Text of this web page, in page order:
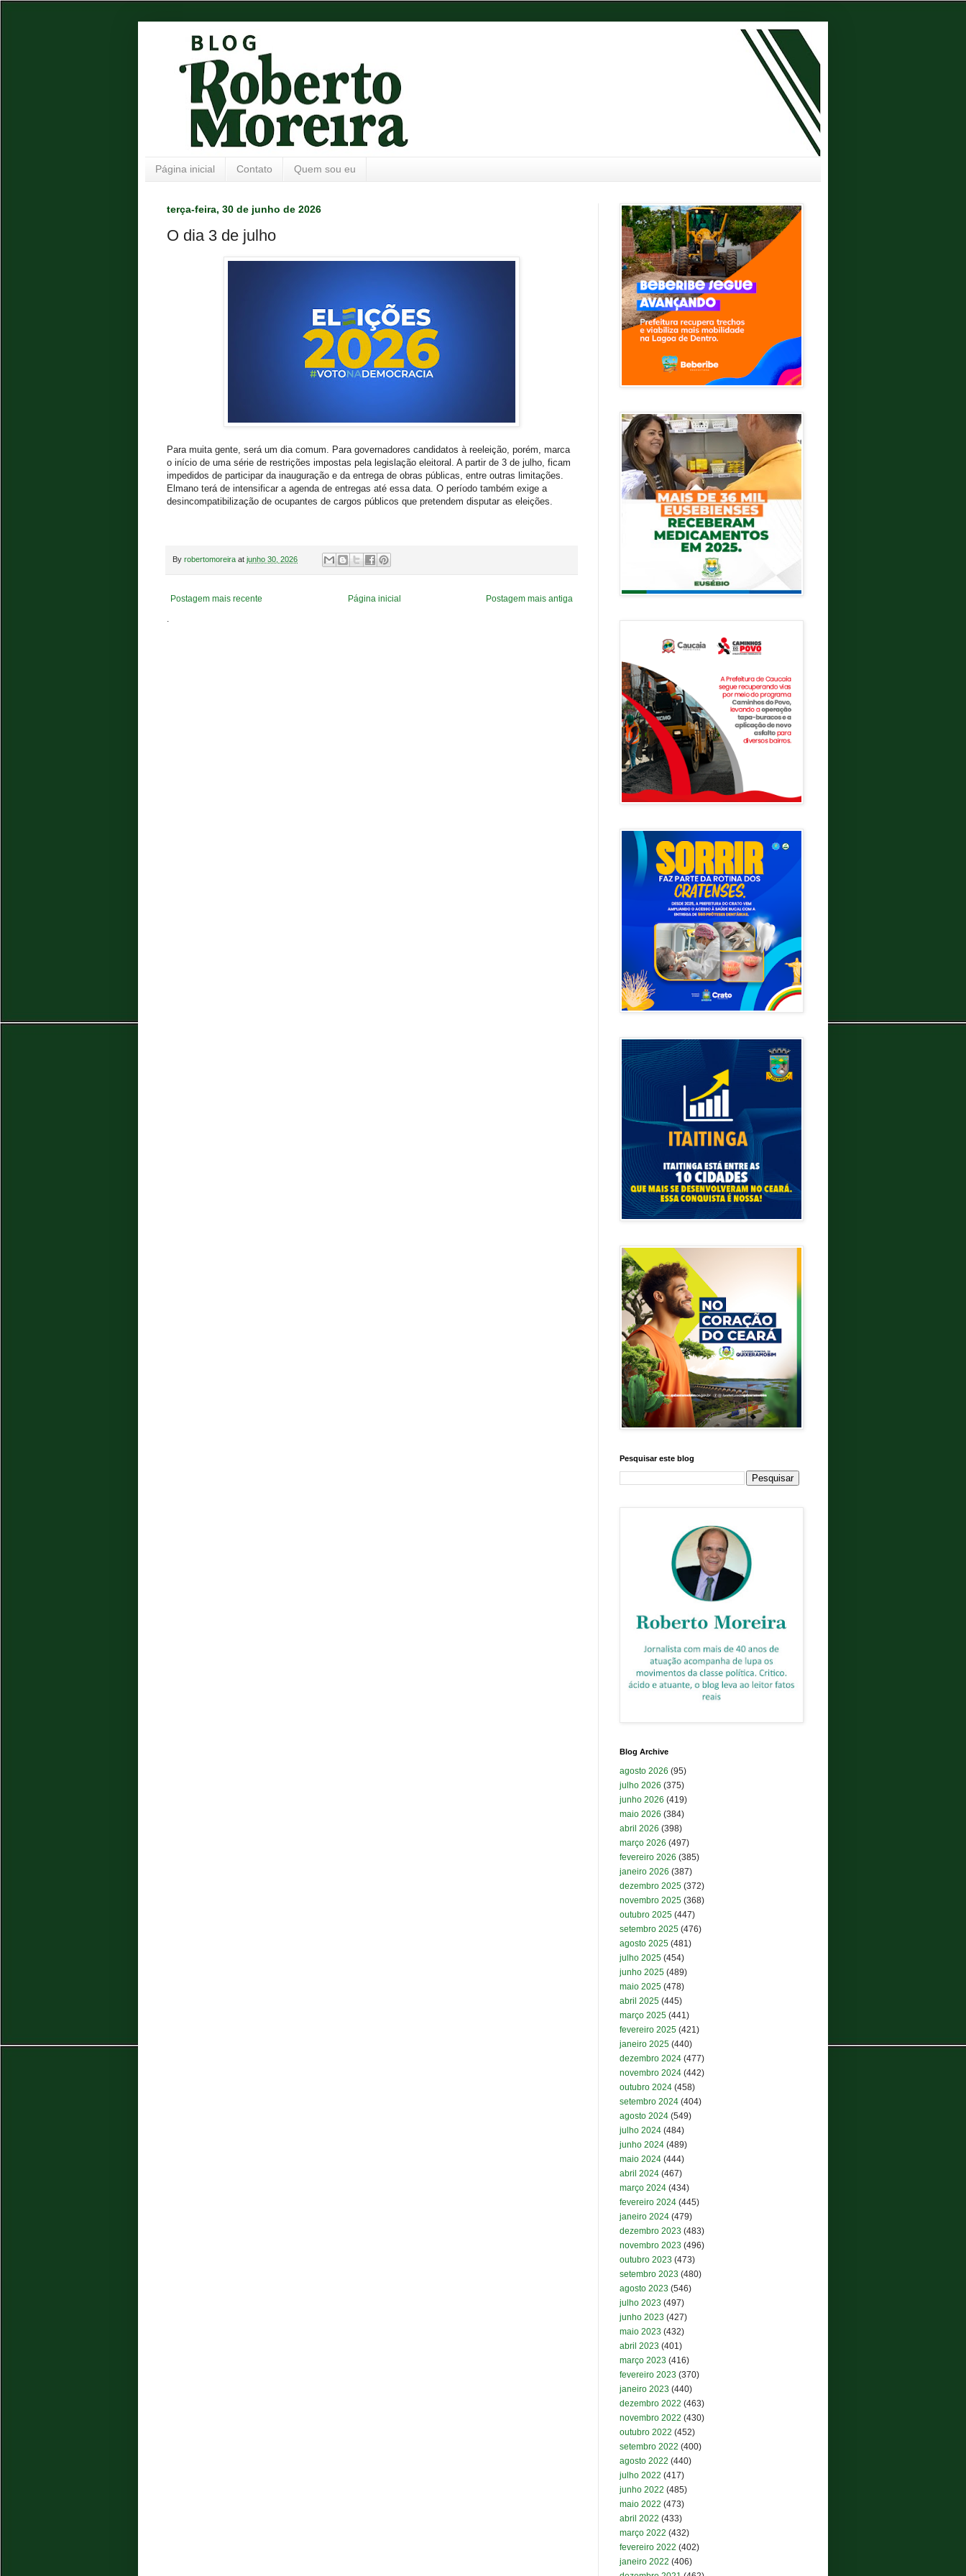
Página inicial Contato Quem sou eu
terça-feira, 30 de junho de 2026
O dia 3 de julho
Para muita gente, será um dia comum. Para governadores candidatos à reeleição, porém, marca
o início de uma série de restrições impostas pela legislação eleitoral. A partir de 3 de julho, ficam
impedidos de participar da inauguração e da entrega de obras públicas, entre outras limitações.
Elmano terá de intensificar a agenda de entregas até essa data. O período também exige a
desincompatibilização de ocupantes de cargos públicos que pretendem disputar as eleições.
By robertomoreira at junho 30, 2026
Postagem mais recente Postagem mais antiga
Página inicial
.
Pesquisar este blog
Blog Archive
agosto 2026 (95)
julho 2026 (375)
junho 2026 (419)
maio 2026 (384)
abril 2026 (398)
março 2026 (497)
fevereiro 2026 (385)
janeiro 2026 (387)
dezembro 2025 (372)
novembro 2025 (368)
outubro 2025 (447)
setembro 2025 (476)
agosto 2025 (481)
julho 2025 (454)
junho 2025 (489)
maio 2025 (478)
abril 2025 (445)
março 2025 (441)
fevereiro 2025 (421)
janeiro 2025 (440)
dezembro 2024 (477)
novembro 2024 (442)
outubro 2024 (458)
setembro 2024 (404)
agosto 2024 (549)
julho 2024 (484)
junho 2024 (489)
maio 2024 (444)
abril 2024 (467)
março 2024 (434)
fevereiro 2024 (445)
janeiro 2024 (479)
dezembro 2023 (483)
novembro 2023 (496)
outubro 2023 (473)
setembro 2023 (480)
agosto 2023 (546)
julho 2023 (497)
junho 2023 (427)
maio 2023 (432)
abril 2023 (401)
março 2023 (416)
fevereiro 2023 (370)
janeiro 2023 (440)
dezembro 2022 (463)
novembro 2022 (430)
outubro 2022 (452)
setembro 2022 (400)
agosto 2022 (440)
julho 2022 (417)
junho 2022 (485)
maio 2022 (473)
abril 2022 (433)
março 2022 (432)
fevereiro 2022 (402)
janeiro 2022 (406)